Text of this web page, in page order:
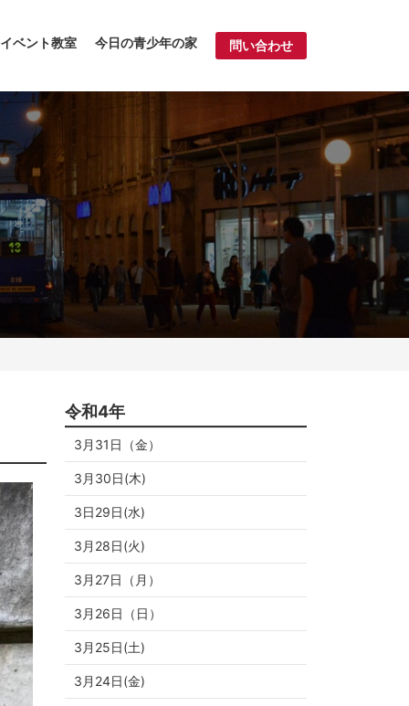
イベント教室 今日の青少年の家 問い合わせ
令和4年
3月31日（金）
3月30日(木)
3日29日(水)
3月28日(火)
3月27日（月）
3月26日（日）
3月25日(土)
3月24日(金)